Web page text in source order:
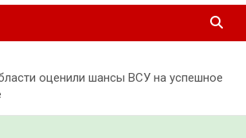
оценили шансы ВСУ на успешное